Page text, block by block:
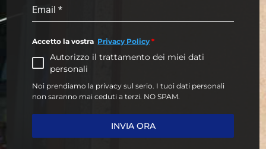
Email*
Accetto la vostra Privacy Policy *
Autorizzo il trattamento dei miei dati
personali
Noi prendiamo la privacy sul serio. I tuoi dati personali
non saranno mai ceduti a terzi. NO SPAM.
INVIA ORA